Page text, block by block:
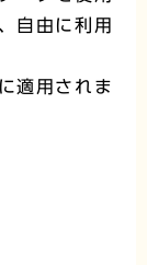
自由に利用
適用されま